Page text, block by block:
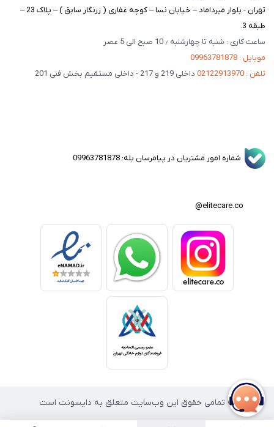
تهران - بلوار میرداماد – خیابان نسا – کوچه غفاری ( زرنگار سابق ) – پلاک 23 –
طبقه 3.
ساعت کاری : شنبه تا چهارشنبه ٫ 10 صبح الی 5 عصر
موبایل : 09963781878
تلفن : 02122913970
داخلی 219 و 217 - داخلی مستقیم بخش فنی 201
شماره امور مشتریان در پیامرسان بله: 09963781878
© تمامی حقوق این وب‌سایت متعلق به دایسونت است